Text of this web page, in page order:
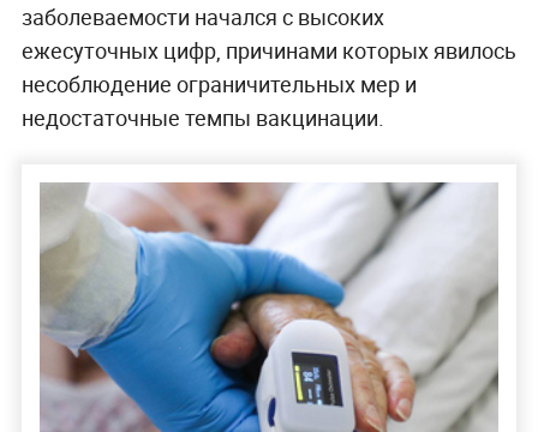
заболеваемости начался с высоких
ежесуточных цифр, причинами которых явилось
несоблюдение ограничительных мер и
недостаточные темпы вакцинации.